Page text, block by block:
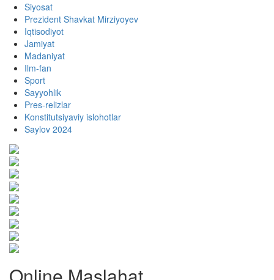
Siyosat
Prezident Shavkat Mirziyoyev
Iqtisodiyot
Jamiyat
Madaniyat
Ilm-fan
Sport
Sayyohlik
Pres-relizlar
Konstitutsiyaviy islohotlar
Saylov 2024